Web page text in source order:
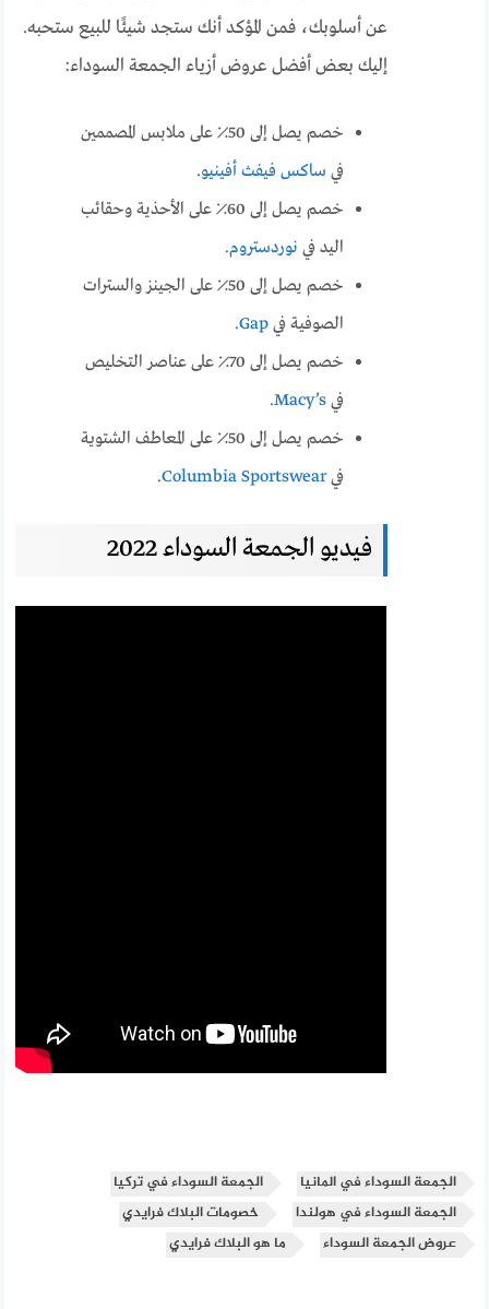
عن أسلوبك، فمن المؤكد أنك ستجد شيئًا للبيع ستحبه.
إليك بعض أفضل عروض أزياء الجمعة السوداء:
خصم يصل إلى 50٪ على ملابس المصممين
في ساكس فيفث أفينيو.
خصم يصل إلى 60٪ على الأحذية وحقائب
اليد في نوردستروم.
خصم يصل إلى 50٪ على الجينز والسترات
الصوفية فيGap
.
خصم يصل إلى 70٪ على عناصر التخليص
فيMacy’s
.
خصم يصل إلى 50٪ على المعاطف الشتوية
فيColumbia Sportswear
.
فيديو الجمعة السوداء 2022
الجمعة السوداء في المانيا
الجمعة السوداء في تركيا
الجمعة السوداء في هولندا
خصومات البلاك فرايدي
عروض الجمعة السوداء
ما هو البلاك فرايدي